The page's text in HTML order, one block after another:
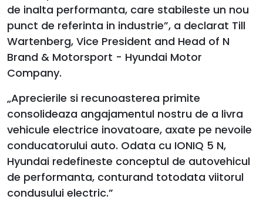
de inalta performanta, care stabileste un nou
punct de referinta in industrie”, a declarat Till
Wartenberg, Vice President and Head of N
Brand & Motorsport - Hyundai Motor
Company.
„Aprecierile si recunoasterea primite
consolideaza angajamentul nostru de a livra
vehicule electrice inovatoare, axate pe nevoile
conducatorului auto. Odata cu IONIQ 5 N,
Hyundai redefineste conceptul de autovehicul
de performanta, conturand totodata viitorul
condusului electric.”